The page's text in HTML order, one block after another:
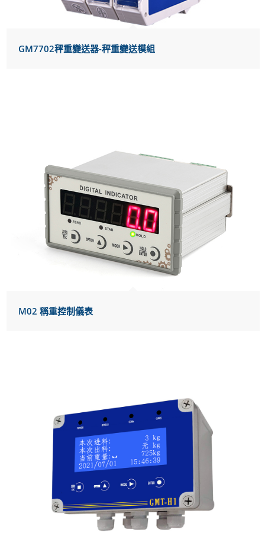
GM7702秤重變送器-秤重變送模組
M02 稱重控制儀表